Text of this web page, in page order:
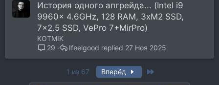
История одного апгрейда... (Intel i9
9960x 4.6GHz, 128 RAM, 3xM2 SSD,
7x2.5 SSD, VePro 7+MirPro)
KOTMIK
29
27 Ноя 2025
Ifeelgood
1 из 67 Вперёд